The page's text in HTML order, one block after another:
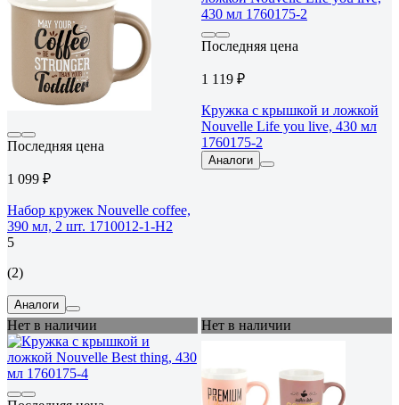
Последняя цена
1 099 ₽
Набор кружек Nouvelle coffee,
390 мл, 2 шт. 1710012-1-Н2
5
(2)
Аналоги
Последняя цена
1 119 ₽
Кружка с крышкой и ложкой
Nouvelle Life you live, 430 мл
1760175-2
Аналоги
Нет в наличии Нет в наличии